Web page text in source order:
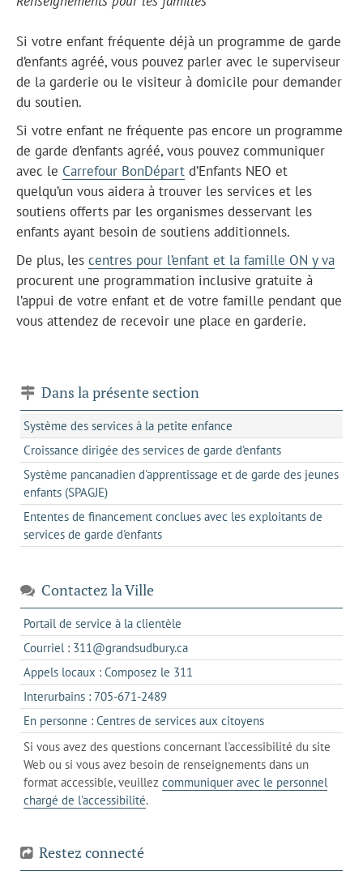
Si votre enfant fréquente déjà un programme de garde
d’enfants agréé, vous pouvez parler avec le superviseur
de la garderie ou le visiteur à domicile pour demander
du soutien.
Si votre enfant ne fréquente pas encore un programme
de garde d’enfants agréé, vous pouvez communiquer
avec le Carrefour BonDépart d’Enfants NEO et
quelqu’un vous aidera à trouver les services et les
soutiens offerts par les organismes desservant les
enfants ayant besoin de soutiens additionnels.
De plus, les centres pour l’enfant et la famille ON y va
procurent une programmation inclusive gratuite à
l’appui de votre enfant et de votre famille pendant que
vous attendez de recevoir une place en garderie.
Dans la présente section
Système des services à la petite enfance
Croissance dirigée des services de garde d'enfants
Système pancanadien d'apprentissage et de garde des jeunes
enfants (SPAGJE)
Ententes de financement conclues avec les exploitants de
services de garde d'enfants
Contactez la Ville
Portail de service à la clientèle
dans
un
nouvel
Courriel : 311@grandsudbury.cas'ouvre
dans
votre
de
messagerie
Appels locaux : Composez le 311
dans
un
client
de
votre
téléphone
Interurbains : 705-671-2489s'ouvre
dans
un
client
de
votre
En personne : Centres de services aux citoyenss'ouvre
dans
l'onglet
actuel
Si vous avez des questions concernant l'accessibilité du site
Web ou si vous avez besoin de renseignements dans un
format accessible, veuillez communiquer avec le personnel
chargé de l'accessibilité.
Restez connecté